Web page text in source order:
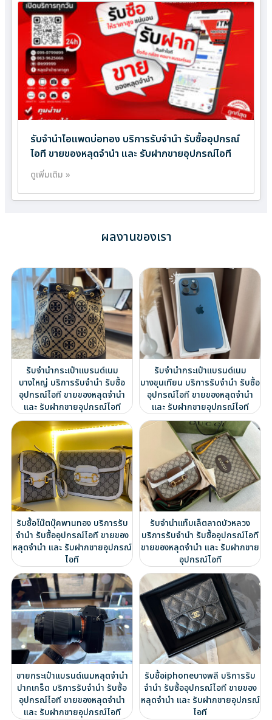
รับจำนำไอแพดบ่อทอง บริการรับจำนำ รับซื้ออุปกรณ์
ไอที ขายของหลุดจำนำ และ รับฝากขายอุปกรณ์ไอที
ดูเพิ่มเติม »
ผลงานของเรา
รับจำนำกระเป๋าแบรนด์เนม
บางใหญ่ บริการรับจำนำ รับซื้อ
อุปกรณ์ไอที ขายของหลุดจำนำ
และ รับฝากขายอุปกรณ์ไอที
รับจำนำกระเป๋าแบรนด์เนม
บางขุนเทียน บริการรับจำนำ รับซื้อ
อุปกรณ์ไอที ขายของหลุดจำนำ
และ รับฝากขายอุปกรณ์ไอที
รับซื้อโน๊ตบุ๊คพานทอง บริการรับ
จำนำ รับซื้ออุปกรณ์ไอที ขายของ
หลุดจำนำ และ รับฝากขายอุปกรณ์
ไอที
รับจำนำแท็บเล็ตลาดบัวหลวง
บริการรับจำนำ รับซื้ออุปกรณ์ไอที
ขายของหลุดจำนำ และ รับฝากขาย
อุปกรณ์ไอที
ขายกระเป๋าแบรนด์เนมหลุดจำนำ
ปากเกร็ด บริการรับจำนำ รับซื้อ
อุปกรณ์ไอที ขายของหลุดจำนำ
และ รับฝากขายอุปกรณ์ไอที
รับซื้อiphoneบางพลี บริการรับ
จำนำ รับซื้ออุปกรณ์ไอที ขายของ
หลุดจำนำ และ รับฝากขายอุปกรณ์
ไอที